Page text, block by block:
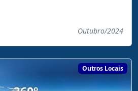
Outubro/2024
Outros Locais